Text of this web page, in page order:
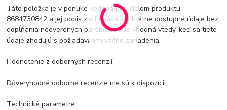
Táto položka je v ponuke vedená pod číslom produktu
8684730842 a jej popis zachováva konkrétne dostupné údaje bez
dopĺňania neoverených parametrov. Je vhodná vtedy, keď sa tieto
údaje zhodujú s požiadavkami vášho zariadenia.
Hodnotenie z odborných recenzií
Dôveryhodné odborné recenzie nie sú k dispozícii.
Technické parametre